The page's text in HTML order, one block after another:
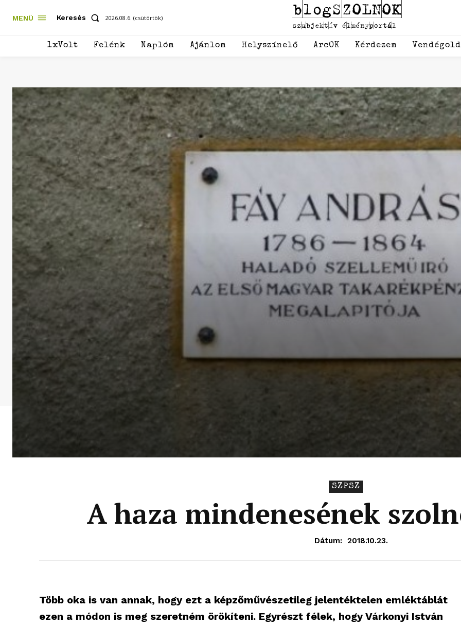
MENÜ Keresés 2026.08.6. (csütörtök)
1xVolt Felénk Naplóm Ajánlom Helyszínelő ArcOK Kérdezem
SZPSZ
A haza mindenesének
Dátum: 2018.10.23.
Több oka is van annak, hogy ezt a képzőművészetileg jelentéktelen emléktáblát
ezen a módon is meg szeretném örökíteni. Egyrészt félek, hogy Várkonyi István